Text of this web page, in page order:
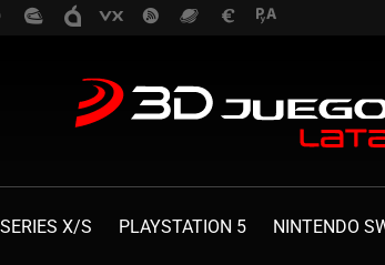
X/S PLAYSTATION 5 NINTENDO